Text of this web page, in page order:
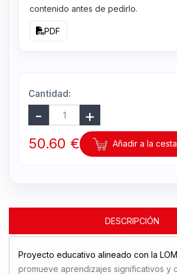
contenido antes de pedirlo.
PDF
Cantidad:
50.60 € Añadir a la cesta
DESCRIPCIÓN
Proyecto educativo alineado con la
promueve aprendizajes significativos y